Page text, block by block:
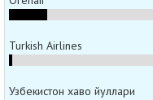
Turkish Airlines
Узбекистон хаво йуллари